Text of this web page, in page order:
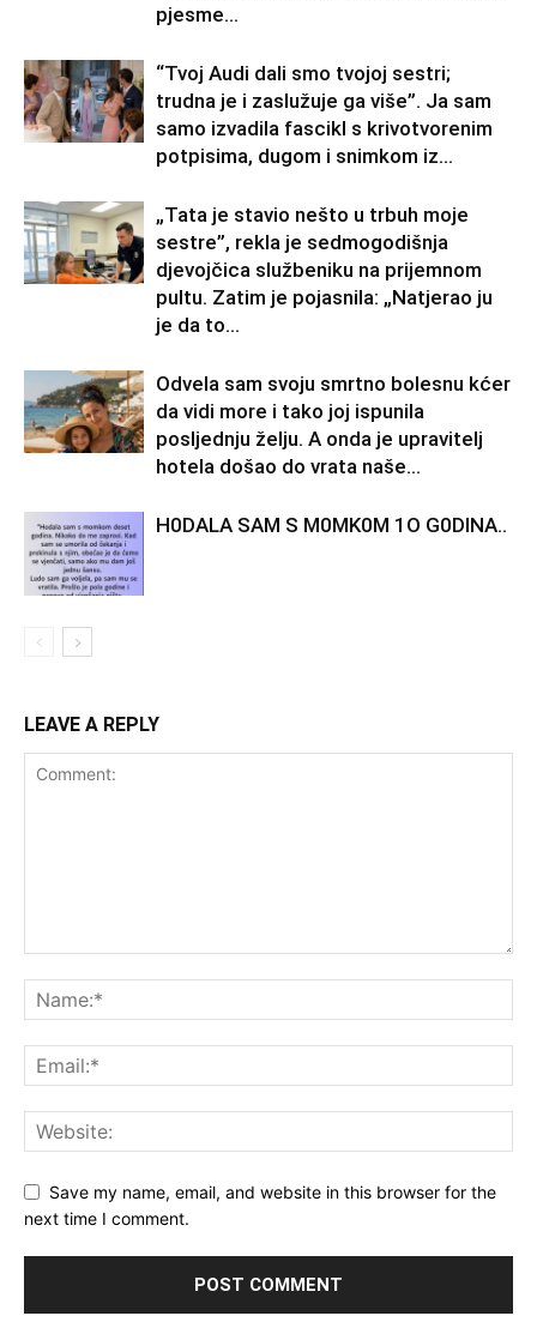
pjesme...
“Tvoj Audi dali smo tvojoj sestri;
trudna je i zaslužuje ga više”. Ja sam
samo izvadila fascikl s krivotvorenim
potpisima, dugom i snimkom iz...
„Tata je stavio nešto u trbuh moje
sestre”, rekla je sedmogodišnja
djevojčica službeniku na prijemnom
pultu. Zatim je pojasnila: „Natjerao ju
je da to...
Odvela sam svoju smrtno bolesnu kćer
da vidi more i tako joj ispunila
posljednju želju. A onda je upravitelj
hotela došao do vrata naše...
H0DALA SAM S M0MK0M 1O G0DINA..
LEAVE A REPLY
Save my name, email, and website in this browser for the
next time I comment.